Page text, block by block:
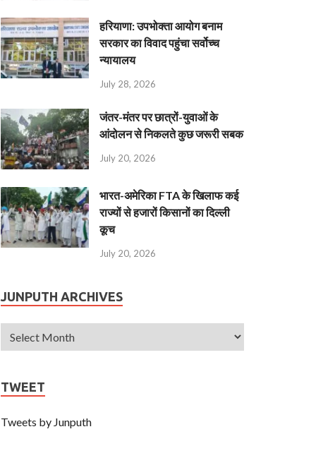
हरियाणा: उपभोक्ता आयोग बनाम
सरकार का विवाद पहुंचा सर्वोच्च
न्यायालय
July 28, 2026
जंतर-मंतर पर छात्रों-युवाओं के
आंदोलन से निकलते कुछ जरूरी सबक
July 20, 2026
भारत-अमेरिका FTA के खिलाफ कई
राज्यों से हजारों किसानों का दिल्ली
कूच
July 20, 2026
JUNPUTH ARCHIVES
TWEET
Tweets by Junputh